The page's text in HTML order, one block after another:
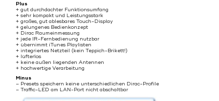
Plus
+ gut durchdachter Funktionsumfang
+ sehr kompakt und Leistungsstark
+ großes, gut ablesbares Touch-Display
+ gelungenes Bedienkonzept
+ Dirac Raumeinmessung
+ jede IR-Fernbedienung nutzbar
+ übernimmt iTunes Playlisten
+ integriertes Netzteil (kein Teppich-Brikett!)
+ lüfterlos
+ keine außen liegenden Antennen
+ hochwertige Verarbeitung
Minus
– Presets speichern keine unterschiedlichen Dirac-Profile
– Traffic-LED am LAN-Port nicht abschaltbar